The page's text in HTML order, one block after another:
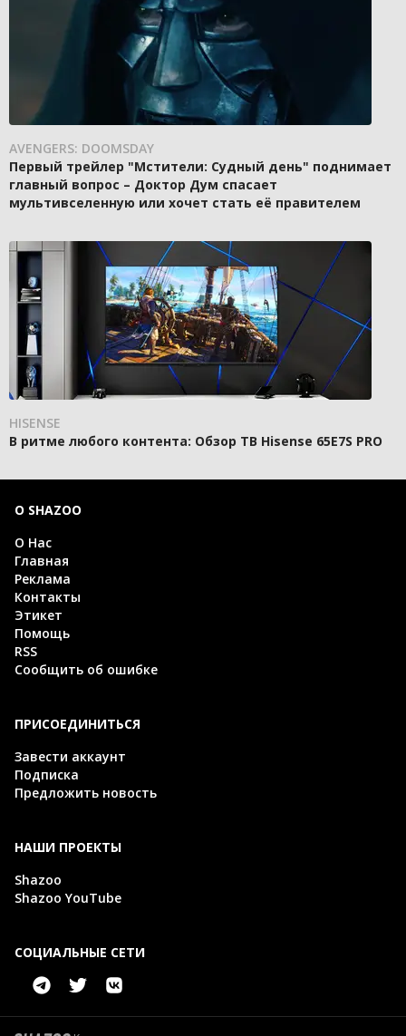
AVENGERS: DOOMSDAY
Первый трейлер "Мстители: Судный день" поднимает
главный вопрос – Доктор Дум спасает
мультивселенную или хочет стать её правителем
HISENSE
В ритме любого контента: Обзор ТВ Hisense 65E7S PRO
О SHAZOO
О Нас
Главная
Реклама
Контакты
Этикет
Помощь
RSS
Сообщить об ошибке
ПРИСОЕДИНИТЬСЯ
Завести аккаунт
Подписка
Предложить новость
НАШИ ПРОЕКТЫ
Shazoo
Shazoo YouTube
СОЦИАЛЬНЫЕ СЕТИ